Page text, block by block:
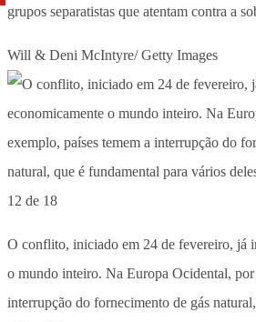
grupos separatistas que atentam contra a
Will & Deni McIntyre/ Getty Images
12 de 18
O conflito, iniciado em 24 de fevereiro, já
o mundo inteiro. Na Europa Ocidental, por
interrupção do fornecimento de gás